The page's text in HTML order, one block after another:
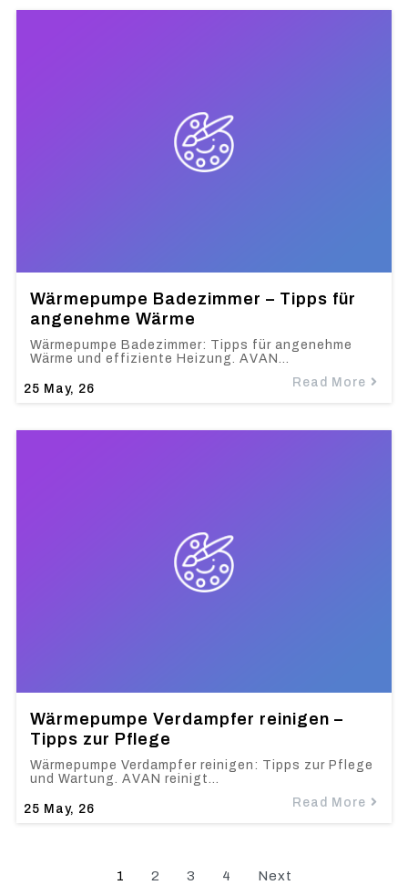
Wärmepumpe Badezimmer – Tipps für
angenehme Wärme
25 May, 26
Wärmepumpe Badezimmer: Tipps für angenehme
Wärme und effiziente Heizung. AVAN…
Read More
Wärmepumpe Verdampfer reinigen –
Tipps zur Pflege
25 May, 26
Wärmepumpe Verdampfer reinigen: Tipps zur Pflege
und Wartung. AVAN reinigt…
Read More
1 2 3 4 Next